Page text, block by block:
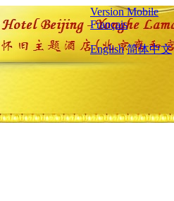
Version Mobile
Français
English 简体中文